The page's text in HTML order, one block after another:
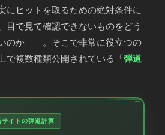
にヒットを取るための絶対条件に
目で見て確認できないものをどう
のか――。そこで非常に役立つの
で複数種類公開されている「弾道
イトの弾道計算